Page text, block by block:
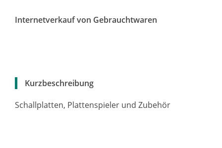
Internetverkauf von Gebrauchtwaren
Kurzbeschreibung
Schallplatten, Plattenspieler und Zubehör